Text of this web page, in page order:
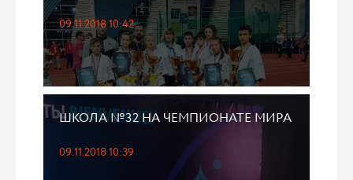
09.11.2018 10:42
ШКОЛА №32 НА ЧЕМПИОНАТЕ МИРА
09.11.2018 10:39